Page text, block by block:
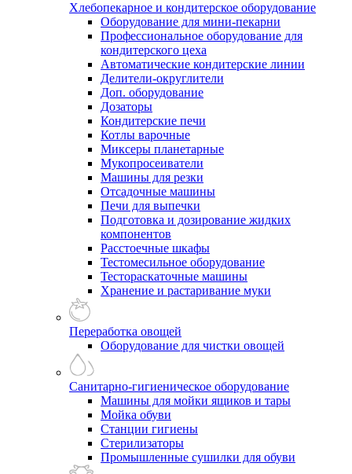
Хлебопекарное и кондитерское оборудование
Оборудование для мини-пекарни
Профессиональное оборудование для
кондитерского цеха
Автоматические кондитерские линии
Делители-округлители
Доп. оборудование
Дозаторы
Кондитерские печи
Котлы варочные
Миксеры планетарные
Мукопросеиватели
Машины для резки
Отсадочные машины
Печи для выпечки
Подготовка и дозирование жидких
компонентов
Расстоечные шкафы
Тестомесильное оборудование
Тестораскаточные машины
Хранение и растаривание муки
Переработка овощей
Оборудование для чистки овощей
Санитарно-гигиеническое оборудование
Машины для мойки ящиков и тары
Мойка обуви
Станции гигиены
Стерилизаторы
Промышленные сушилки для обуви